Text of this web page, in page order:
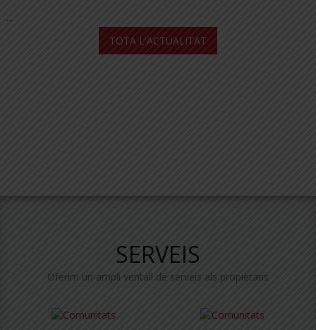
...
TOTA L'ACTUALITAT
SERVEIS
Oferim un ampli ventall de serveis als propietaris